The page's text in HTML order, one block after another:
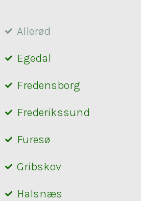
Allerød
Egedal
Fredensborg
Frederikssund
Furesø
Gribskov
Halsnæs